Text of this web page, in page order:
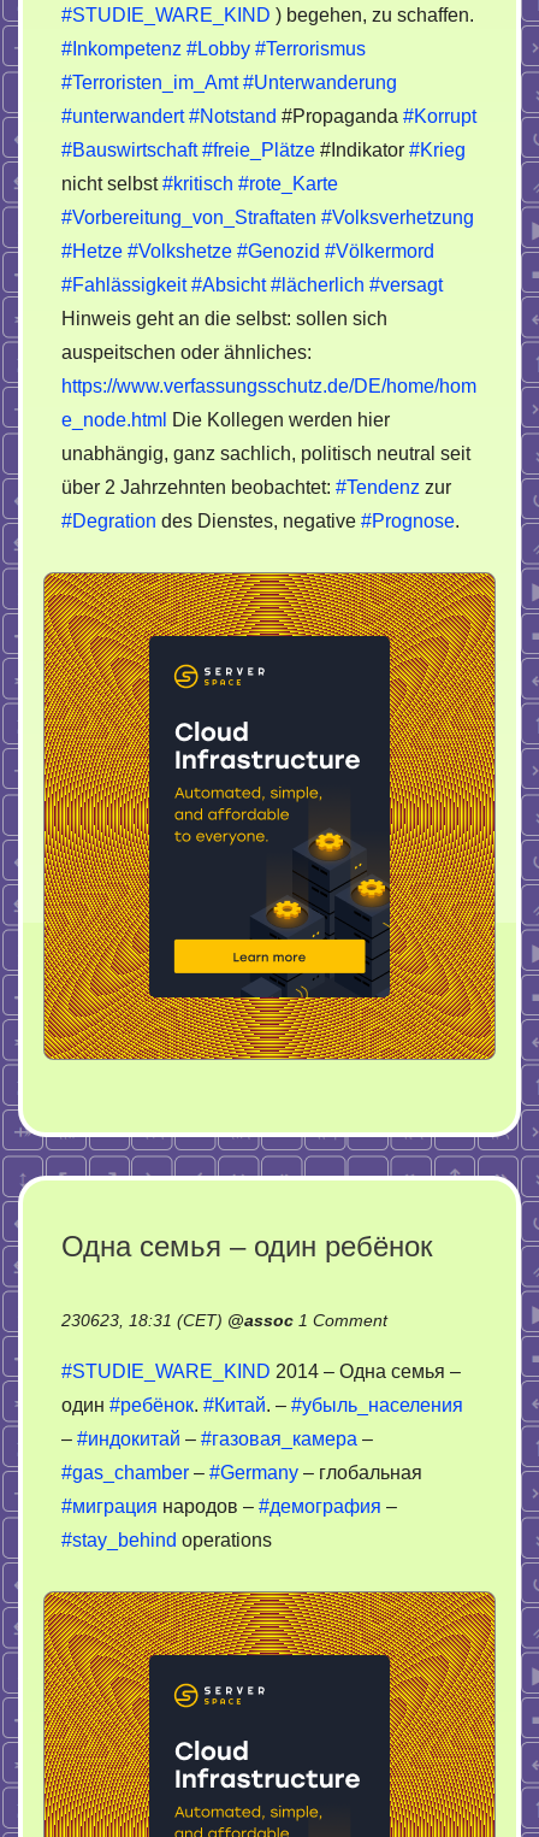
#STUDIE_WARE_KIND ) begehen, zu schaffen.
#Inkompetenz #Lobby #Terrorismus
#Terroristen_im_Amt #Unterwanderung
#unterwandert #Notstand #Propaganda #Korrupt
#Bauswirtschaft #freie_Plätze #Indikator #Krieg
nicht selbst#kritisch #rote_Karte
#Vorbereitung_von_Straftaten #Volksverhetzung
#Hetze #Volkshetze #Genozid #Völkermord
#Fahlässigkeit #Absicht #lächerlich #versagt
Hinweis geht an die selbst: sollen sich
auspeitschen oder ähnliches:
https://www.verfassungsschutz.de/DE/home/hom
e_node.html Die Kollegen werden hier
unabhängig, ganz sachlich, politisch neutral seit
über 2 Jahrzehnten beobachtet: #Tendenz zur
#Degration des Dienstes, negative #Prognose.
Одна семья – один ребёнок
230623, 18:31 (CET) @assoc 1 Commenton
семья
–
ребёнок
#STUDIE_WARE_KIND 2014 – Одна семья –
один #ребёнок. #Китай. – #убыль_населения
– #индокитай – #газовая_камера –
#gas_chamber – #Germany – глобальная
#миграция народов – #демография –
#stay_behind operations